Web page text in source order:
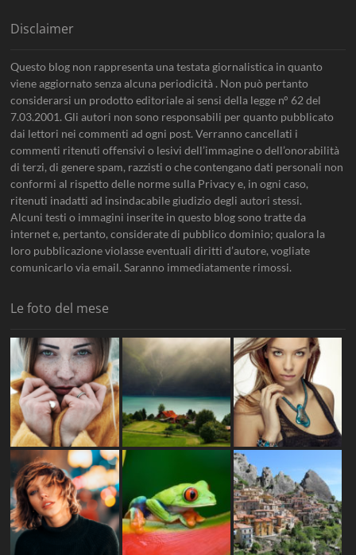
Disclaimer
Questo blog non rappresenta una testata giornalistica in quanto
viene aggiornato senza alcuna periodicità . Non può pertanto
considerarsi un prodotto editoriale ai sensi della legge n° 62 del
7.03.2001. Gli autori non sono responsabili per quanto pubblicato
dai lettori nei commenti ad ogni post. Verranno cancellati i
commenti ritenuti offensivi o lesivi dell’immagine o dell’onorabilità
di terzi, di genere spam, razzisti o che contengano dati personali non
conformi al rispetto delle norme sulla Privacy e, in ogni caso,
ritenuti inadatti ad insindacabile giudizio degli autori stessi.
Alcuni testi o immagini inserite in questo blog sono tratte da
internet e, pertanto, considerate di pubblico dominio; qualora la
loro pubblicazione violasse eventuali diritti d’autore, vogliate
comunicarlo via email. Saranno immediatamente rimossi.
Le foto del mese